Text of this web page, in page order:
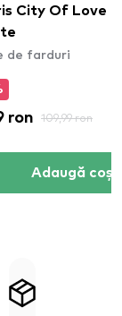
City Of Love
de farduri
ron 109,99 ron
Adaugă coș